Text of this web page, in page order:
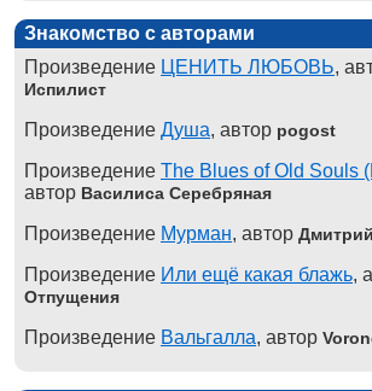
Знакомство с авторами
Произведение ЦЕНИТЬ ЛЮБОВЬ,
Испилист
Произведение Душа, автор pogost
Произведение The Blues of Old Souls
автор Василиса Серебряная
Произведение Мурман, автор
Произведение Или ещё какая блажь,
Отпущения
Произведение Вальгалла, автор